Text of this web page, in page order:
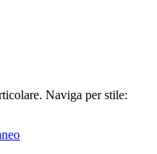
Naviga per stile: